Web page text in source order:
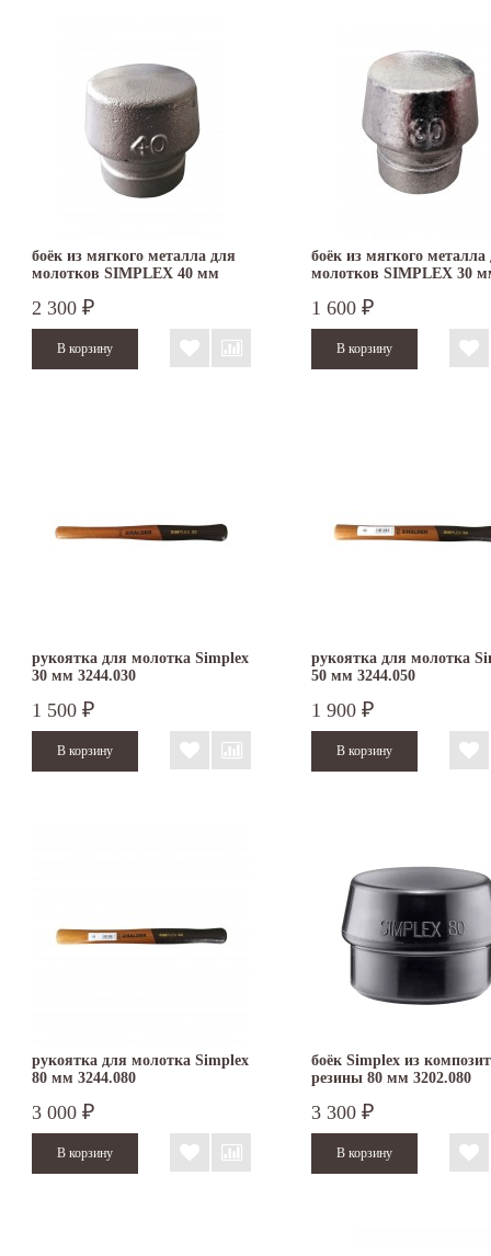
боёк из мягкого металла для
молотков SIMPLEX 40 мм
2 300 ₽
боёк из мягкого металла
молотков SIMPLEX 30
1 600 ₽
рукоятка для молотка Simplex
30 мм 3244.030
1 500 ₽
рукоятка для молотка
50 мм 3244.050
1 900 ₽
рукоятка для молотка Simplex
80 мм 3244.080
3 000 ₽
боёк Simplex из
резины 80 мм 3202.080
3 300 ₽